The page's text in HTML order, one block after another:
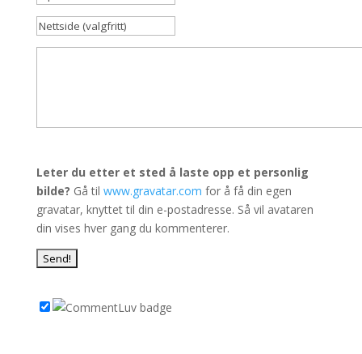
Leter du etter et sted å laste opp et personlig
bilde? Gå til www.gravatar.com for å få din egen
gravatar, knyttet til din e-postadresse. Så vil avataren
din vises hver gang du kommenterer.